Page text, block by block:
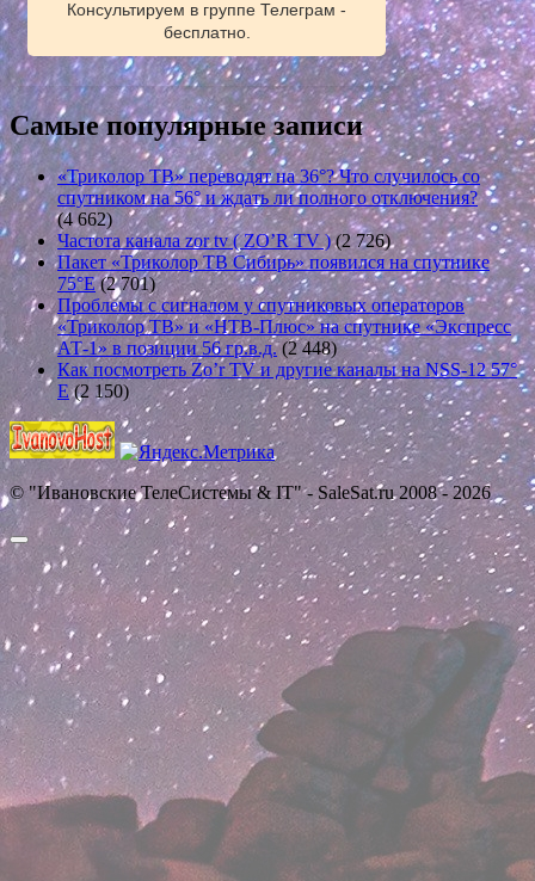
Консультируем в группе Телеграм -
бесплатно.
Самые популярные записи
«Триколор ТВ» переводят на 36°? Что случилось со
спутником на 56° и ждать ли полного отключения?
(4 662)
Частота канала zor tv ( ZO’R TV ) (2 726)
Пакет «Триколор ТВ Сибирь» появился на спутнике
75°E (2 701)
Проблемы с сигналом у спутниковых операторов
«Триколор ТВ» и «НТВ-Плюс» на спутнике «Экспресс
АТ-1» в позиции 56 гр.в.д. (2 448)
Как посмотреть Zo’r TV и другие каналы на NSS-12 57°
E (2 150)
© "Ивановские ТелеСистемы & IT" - SaleSat.ru 2008 - 2026
Прокрутить
вверх